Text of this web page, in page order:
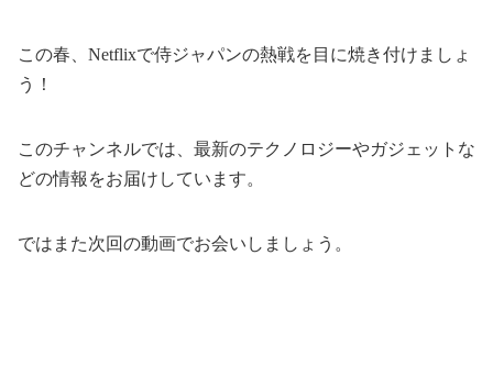
この春、Netflixで侍ジャパンの熱戦を目に焼き付けましょ
う！
このチャンネルでは、最新のテクノロジーやガジェットな
どの情報をお届けしています。
ではまた次回の動画でお会いしましょう。